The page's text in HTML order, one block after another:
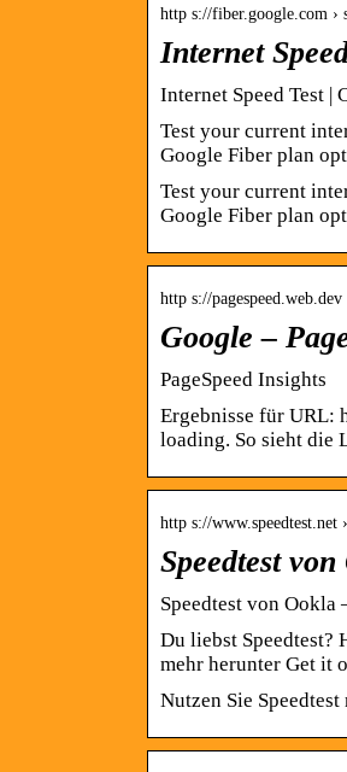
http s://fiber.google.com ›
Internet
Internet Speed Test |
Test your current
Google Fiber plan
Test your current
Google Fiber plan
http s://pagespeed.web.dev
Google –
PageSpeed Insights
Ergebnisse für URL:
loading. So sieht die
http s://www.speedtest.net
Speedtest
Speedtest von Ookla
Du liebst Speedtest?
mehr herunter Get it
Nutzen Sie